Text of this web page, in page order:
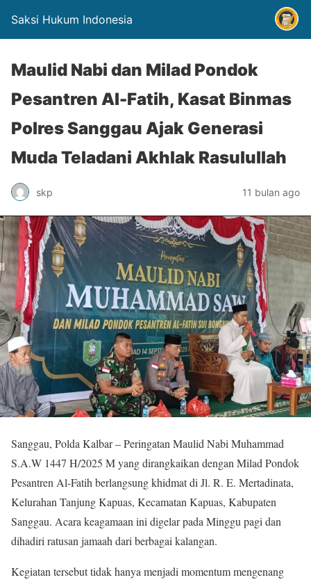
Saksi Hukum Indonesia
Maulid Nabi dan Milad Pondok
Pesantren Al-Fatih, Kasat Binmas
Polres Sanggau Ajak Generasi
Muda Teladani Akhlak Rasulullah
skp 11 bulan ago
Sanggau, Polda Kalbar – Peringatan Maulid Nabi Muhammad
S.A.W 1447 H/2025 M yang dirangkaikan dengan Milad Pondok
Pesantren Al-Fatih berlangsung khidmat di Jl. R. E. Mertadinata,
Kelurahan Tanjung Kapuas, Kecamatan Kapuas, Kabupaten
Sanggau. Acara keagamaan ini digelar pada Minggu pagi dan
dihadiri ratusan jamaah dari berbagai kalangan.
Kegiatan tersebut tidak hanya menjadi momentum mengenang